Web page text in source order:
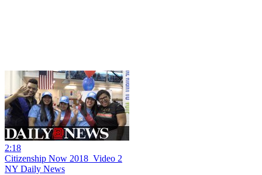
2:18
Citizenship Now 2018_Video 2
NY Daily News